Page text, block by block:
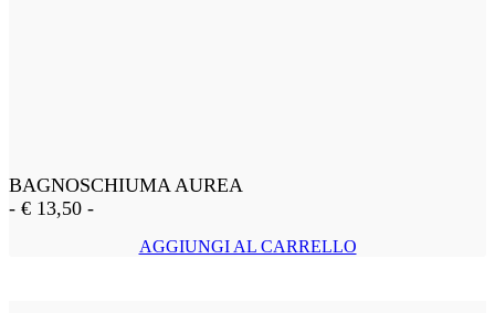
BAGNOSCHIUMA AUREA
- € 13,50 -
AGGIUNGI AL CARRELLO